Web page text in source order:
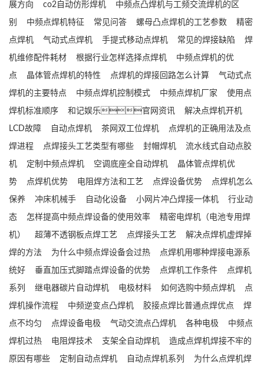
展方向 co2自动仿形焊机 中频点凸焊机与工频交流焊机的区
别 中频点焊机特征 常见问答 螺母凸点焊机的工艺参数 精密
点焊机 气动式点焊机 手提式移动点焊机 常见的焊接缺陷 焊
机维修配件耗材 根据行业怎样选择点焊机 中频点焊机的优
点 晶体管点焊机的特性 点焊机的焊接回路怎么计算 气动式点
焊机的主要特点 中频点焊机控制模式 中频点焊机厂家 使用点
焊机标准顺序 和记娱乐官网资讯 解决点焊机开机
LCD故障 自动点焊机 茶网双工位焊机 点焊机的正确用法及点
焊进程 点焊接头工艺类型有哪些 封帽焊机 流水线式自动点胶
机 定制中频点焊机 空调底座全自动焊机 晶体管点焊机优
势 点焊机优势 电阻焊方法和工艺 点焊设备优势 点焊机怎么
保养 冲床机械手 自动化设备 小网片冲凸焊接一体机 行业动
态 怎样提高中频点焊设备的使用效率 精密电焊机（电池专用焊
机） 超薄不透钢板点焊工艺 点焊接头工艺 解决点焊机虚焊掉
焊的方法 为什么中频点焊设备会过热 点焊机用哪种焊接电源系
统好 垂直加压式脚踏点焊设备的优势 点焊机工作条件 点焊机
系列 继电器碳片自动焊机 电极材料 如何选购中频点焊机 点
焊机操作流程 中频逆变点凸焊机 胶接点焊比普通点焊优点 焊
点不均匀 点焊设备电极 气动交流点凸焊机 各种电极 中频点
焊机过热 电阻焊技术 支架全自动焊机 造成点焊机焊接不牢的
原因有哪些 定制自动点焊机 自动点焊机系列 为什么点焊机焊